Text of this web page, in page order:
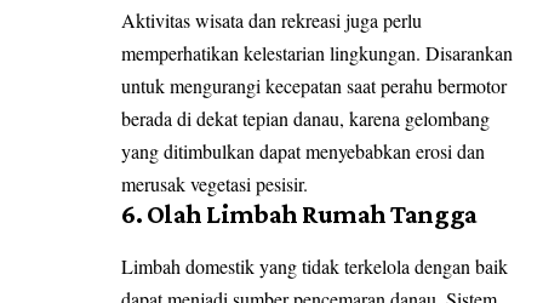
Aktivitas wisata dan rekreasi juga perlu
memperhatikan kelestarian lingkungan. Disarankan
untuk mengurangi kecepatan saat perahu bermotor
berada di dekat tepian danau, karena gelombang
yang ditimbulkan dapat menyebabkan erosi dan
merusak vegetasi pesisir.
6. Olah Limbah Rumah Tangga
Limbah domestik yang tidak terkelola dengan baik